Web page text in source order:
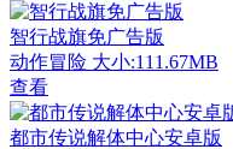
智行战旗免广告版
动作冒险 大小:111.67MB
查看
都市传说解体中心安卓版